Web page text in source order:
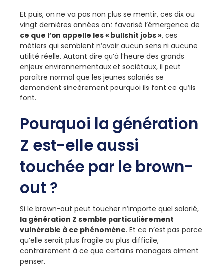
Et puis, on ne va pas non plus se mentir, ces dix ou
vingt dernières années ont favorisé l’émergence de
ce que l’on appelle les « bullshit jobs », ces
métiers qui semblent n’avoir aucun sens ni aucune
utilité réelle. Autant dire qu’à l’heure des grands
enjeux environnementaux et sociétaux, il peut
paraître normal que les jeunes salariés se
demandent sincèrement pourquoi ils font ce qu’ils
font.
Pourquoi la génération
Z est-elle aussi
touchée par le brown-
out ?
Si le brown-out peut toucher n’importe quel salarié,
la génération Z semble particulièrement
vulnérable à ce phénomène. Et ce n’est pas parce
qu’elle serait plus fragile ou plus difficile,
contrairement à ce que certains managers aiment
penser.